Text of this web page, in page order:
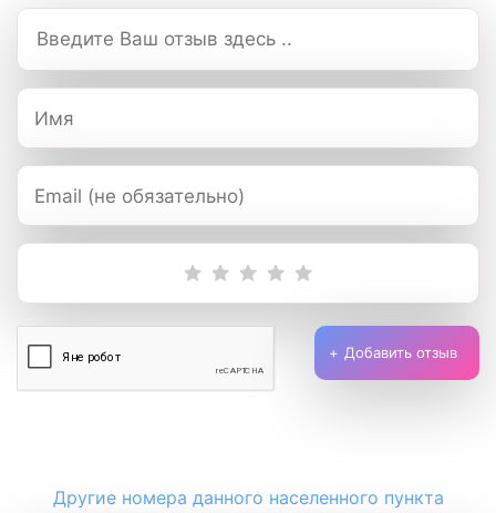
Добавить отзыв
Другие номера данного населенного пункта